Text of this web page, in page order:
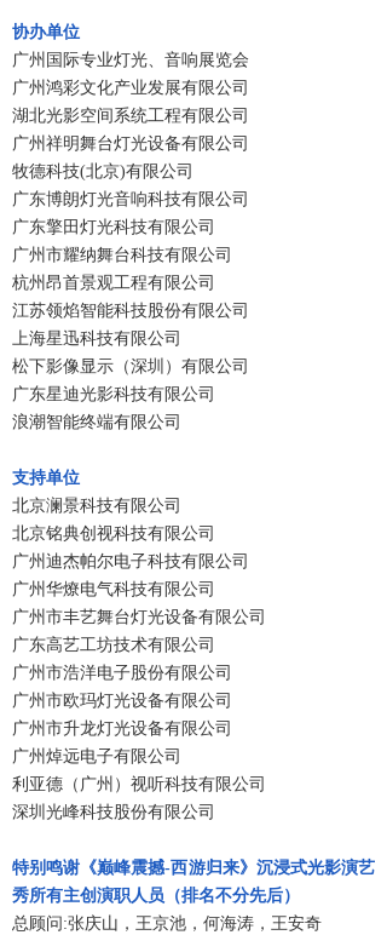
协办单位
广州国际专业灯光、音响展览会
广州鸿彩文化产业发展有限公司
湖北光影空间系统工程有限公司
广州祥明舞台灯光设备有限公司
牧德科技(北京)有限公司
广东博朗灯光音响科技有限公司
广东擎田灯光科技有限公司
广州市耀纳舞台科技有限公司
杭州昂首景观工程有限公司
江苏领焰智能科技股份有限公司
上海星迅科技有限公司
松下影像显示（深圳）有限公司
广东星迪光影科技有限公司
浪潮智能终端有限公司
支持单位
北京澜景科技有限公司
北京铭典创视科技有限公司
广州迪杰帕尔电子科技有限公司
广州华燎电气科技有限公司
广州市丰艺舞台灯光设备有限公司
广东高艺工坊技术有限公司
广州市浩洋电子股份有限公司
广州市欧玛灯光设备有限公司
广州市升龙灯光设备有限公司
广州焯远电子有限公司
利亚德（广州）视听科技有限公司
深圳光峰科技股份有限公司
特别鸣谢《巅峰震撼-西游归来》沉浸式光影演艺
秀所有主创演职人员（排名不分先后）
总顾问:张庆山，王京池，何海涛，王安奇